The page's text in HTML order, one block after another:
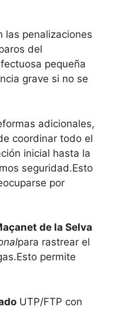
las penalizaciones
del
pequeña
grave si no se
adicionales,
coordinar todo el
inicial hasta la
seguridad.Esto
por
de la Selva
para rastrear el
permite
UTP/FTP con